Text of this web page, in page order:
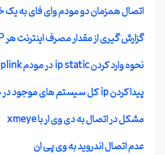
اتصال همزمان دو مودم وای فای به یک
گزارش گیری از مقدار مصرف اینترنت هر IP
نحوه وارد کردن ip static در مودم tplink
پیدا کردن ip کل سیستم های موجود در شبکه
مشکل در اتصال به دی وی ار با xmeye
عدم اتصال اندروید به وی پی ان